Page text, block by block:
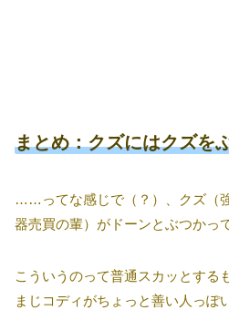
まとめ：クズにはクズを
……ってな感じで（？）、クズ（
器売買の輩）がドーンとぶつかっ
こういうのって普通スカッとする
まじコディがちょっと善い人っぽ